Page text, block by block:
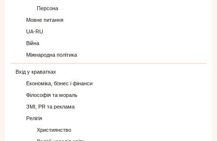
Персона
Мовне питання
UA-RU
Війна
Міжнародна політика
Вхід у краватках
Економіка, бізнес і фінанси
Філософія та мораль
ЗМІ, PR та реклама
Релігія
Християнство